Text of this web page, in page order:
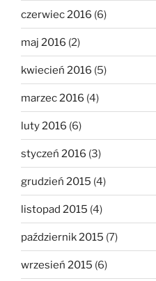
czerwiec 2016 (6)
maj 2016 (2)
kwiecień 2016 (5)
marzec 2016 (4)
luty 2016 (6)
styczeń 2016 (3)
grudzień 2015 (4)
listopad 2015 (4)
październik 2015 (7)
wrzesień 2015 (6)